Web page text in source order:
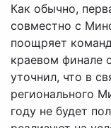
Как обычно,
совместно с
поощряет
краевом финале
уточнил, что в
регионального
году не будет